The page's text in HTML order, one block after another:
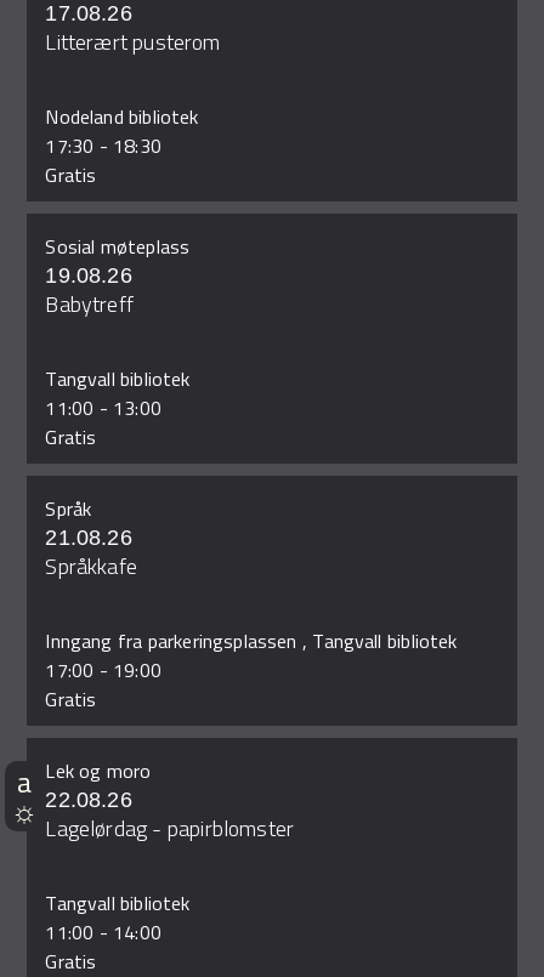
17.08.26
Litterært pusterom
Nodeland bibliotek
17:30 - 18:30
Gratis
Sosial møteplass
19.08.26
Babytreff
Tangvall bibliotek
11:00 - 13:00
Gratis
Språk
21.08.26
Språkkafe
Inngang fra parkeringsplassen , Tangvall bibliotek
17:00 - 19:00
Gratis
Lek og moro
22.08.26
Lagelørdag - papirblomster
Tangvall bibliotek
11:00 - 14:00
Gratis